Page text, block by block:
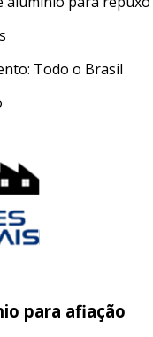
Todo o Brasil
para afiação